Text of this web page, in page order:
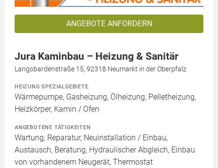
ANGEBOTE ANFORDERN
Jura Kaminbau – Heizung & Sanitär
Langobardenstraße 15, 92318 Neumarkt in der Oberpfalz
HEIZUNG SPEZIALGEBIETE
Wärmepumpe, Gasheizung, Ölheizung, Pelletheizung,
Heizkörper, Kamin / Ofen
ANGEBOTENE TÄTIGKEITEN
Wartung, Reparatur, Neuinstallation / Einbau,
Austausch, Beratung, Hydraulischer Abgleich, Einbau
von vorhandenem Neugerät, Thermostat